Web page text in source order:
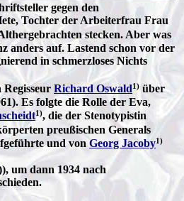
gegen den
Tochter der Arbeiterfrau Frau
stecken. Aber was
anders auf. Lastend schon vor der
in schmerzloses Nichts
Regisseur Richard Oswald1) über
Es folgte die Rolle der Eva,
1), die der Stenotypistin
preußischen Generals
und von Georg Jacoby1)
um dann 1934 nach